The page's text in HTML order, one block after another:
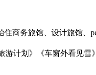
商务旅馆、设计旅馆、
计划》《车窗外看见